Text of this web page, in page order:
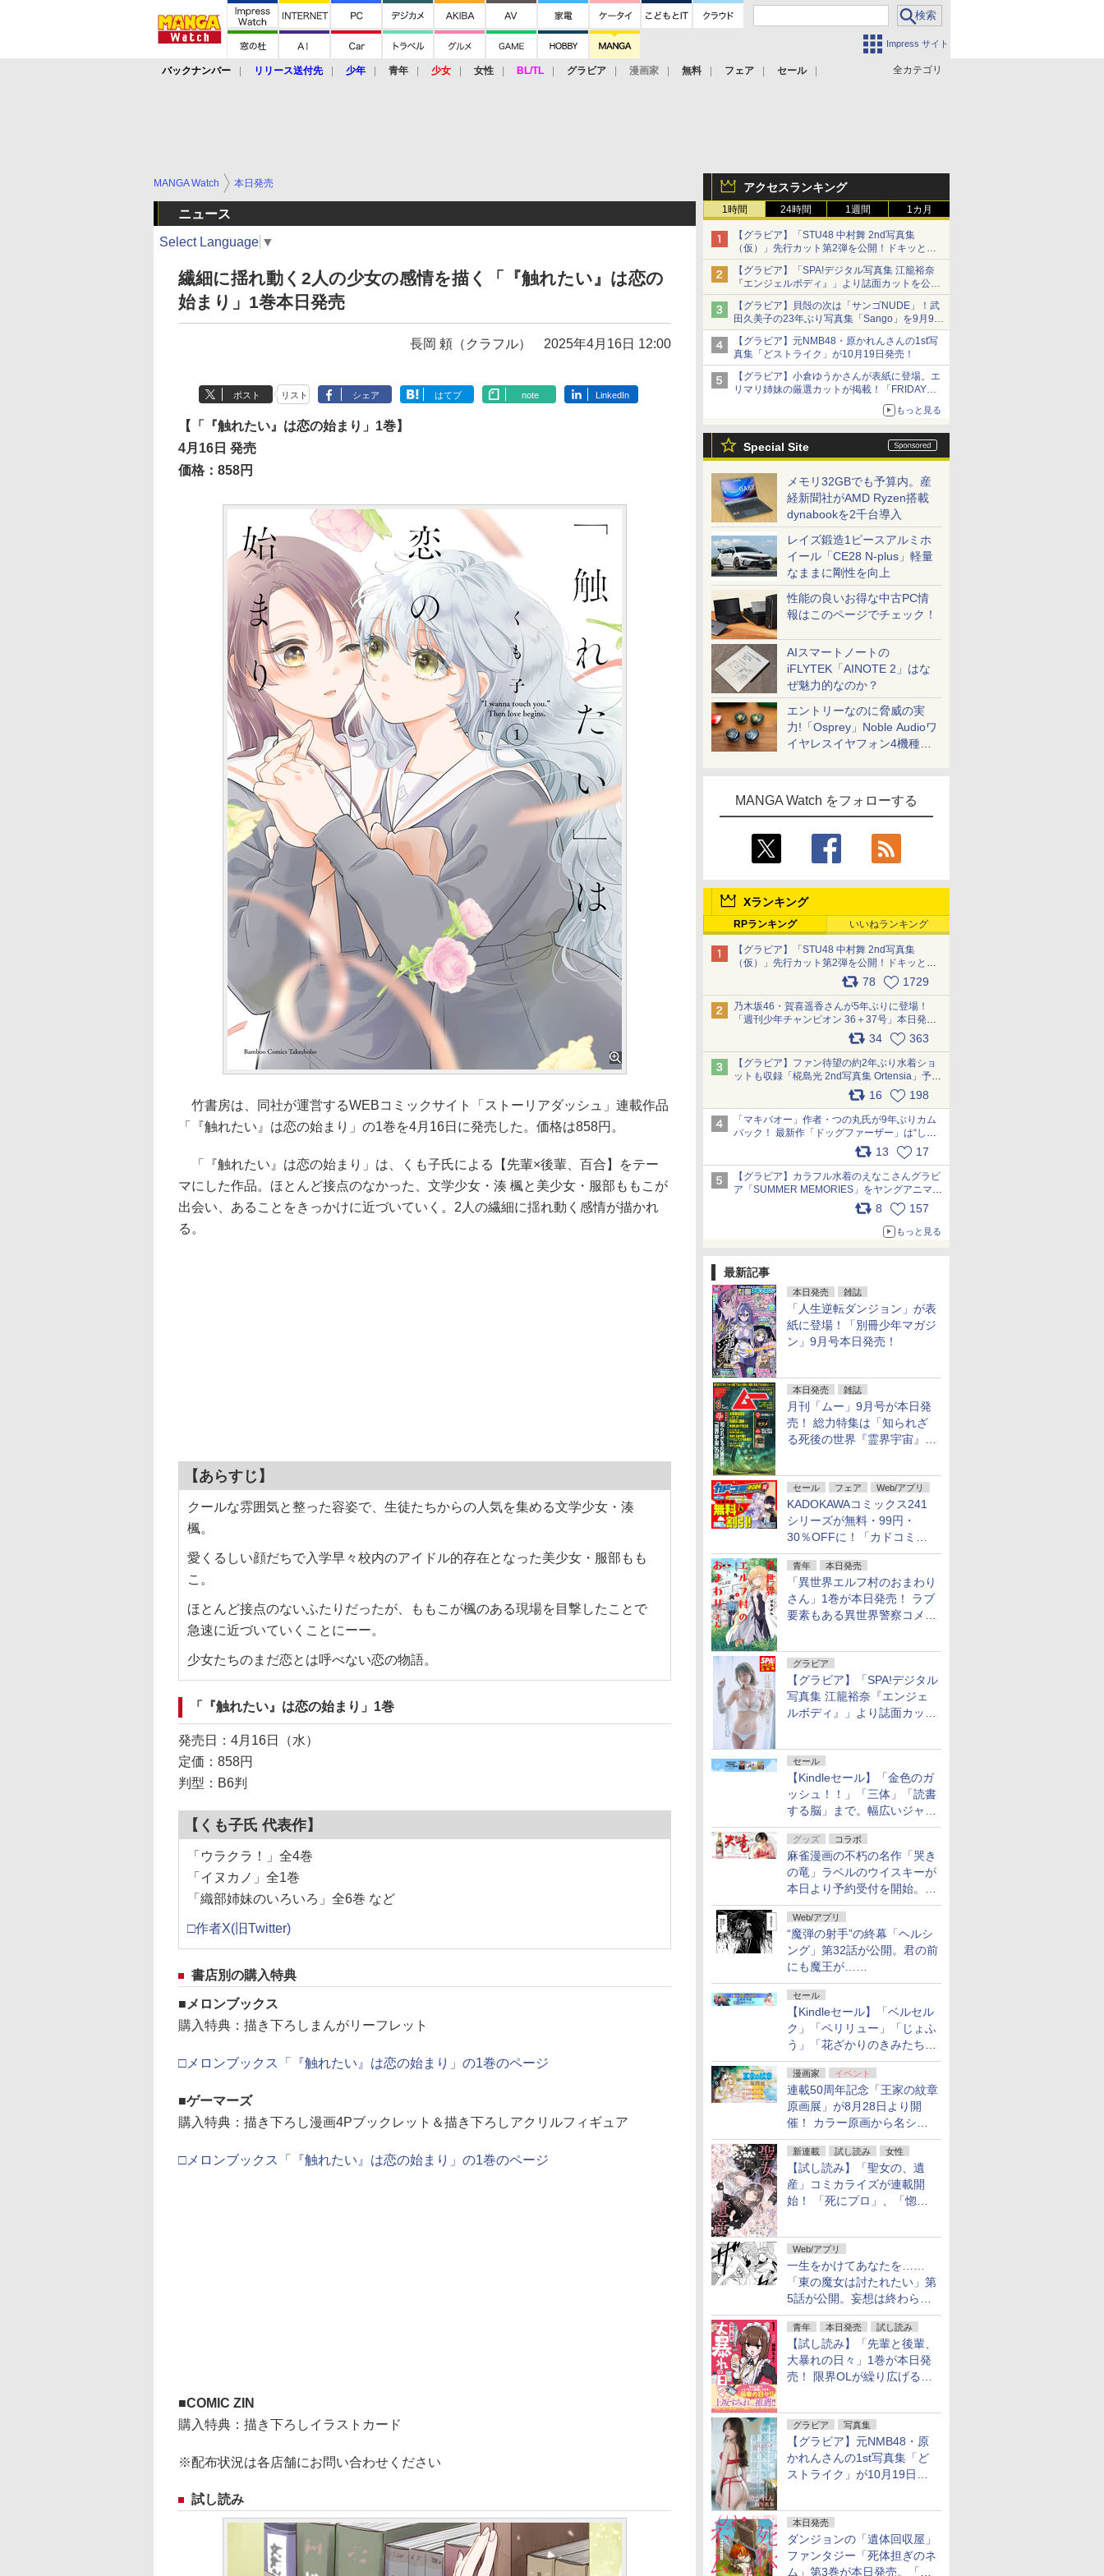
Impress サイト
全カテゴリ
バックナンバー リリース送付先 少年 青年 少女 女性 BL/TL グラビア 漫画家 無料 フェア セール
アクセスランキング
1時間 24時間 1週間 1カ月
【グラビア】「STU48 中村舞 2nd写真集
（仮）」先行カット第2弾を公開！ドキッとす
るランジェリーカットなど新たな挑戦
【グラビア】「SPA!デジタル写真集 江籠裕奈
『エンジェルボディ』」より誌面カットを公
開！
【グラビア】貝殻の次は「サンゴNUDE」！武
田久美子の23年ぶり写真集「Sango」を9月9日
に発売
【グラビア】元NMB48・原かれんさんの1st写
真集「どストライク」が10月19日発売！
【グラビア】小倉ゆうかさんが表紙に登場。エ
リマリ姉妹の厳選カットが掲載！「FRIDAY
2026年8⽉21・28日号」本日発売
もっと見る
Special Site
メモリ32GBでも予算内。産
経新聞社がAMD Ryzen搭載
dynabookを2千台導入
レイズ鍛造1ピースアルミホ
イール「CE28 N-plus」軽量
なままに剛性を向上
性能の良いお得な中古PC情
報はこのページでチェック！
AIスマートノートの
iFLYTEK「AINOTE 2」はな
ぜ魅力的なのか？
エントリーなのに脅威の実
力!「Osprey」Noble Audioワ
イヤレスイヤフォン4機種を
MANGA Watch をフォローする
Xランキング
RPランキング いいねランキング
【グラビア】「STU48 中村舞 2nd写真集
（仮）」先行カット第2弾を公開！ドキッとす
るランジェリーカットなど新たな挑戦
78 1729
乃木坂46・賀喜遥香さんが5年ぶりに登場！
「週刊少年チャンピオン 36＋37号」本日発
売 pic.x.com/2Mo85ZlRvK
34 363
【グラビア】ファン待望の約2年ぶり水着ショ
ットも収録「椛島光 2nd写真集 Ortensia」予約
16 198
「マキバオー」作者・つの丸氏が9年ぶりカム
バック！ 最新作「ドッグファーザー」は“しゃ
べらない動物”とのリアルな暮らしを描く 「も
うこれ以上の幸せはない」……一緒に暮らす愛
犬たちへ… pic.x.com/hEr88DgVyD
13 17
【グラビア】カラフル水着のえなこさんグラビ
ア「SUMMER MEMORIES」をヤングアニマル
Webで公開中 pic.x.com/wdmmjZ7DnV
8 157
もっと見る
最新記事
本日発売 雑誌
「人生逆転ダンジョン」が表
紙に登場！「別冊少年マガジ
ン」9月号本日発売！
本日発売 雑誌
月刊「ムー」9月号が本日発
売！ 総力特集は「知られざ
る死後の世界『霊界宇宙』の
セール フェア Web/アプリ
KADOKAWAコミックス241
シリーズが無料・99円・
30％OFFに！「カドコミフ
ェア 2026」第2弾が開催中！
青年 本日発売
「異世界エルフ村のおまわり
さん」1巻が本日発売！ ラブ
要素もある異世界警察コメデ
グラビア
【グラビア】「SPA!デジタル
写真集 江籠裕奈『エンジェ
ルボディ』」より誌面カット
セール
【Kindleセール】「金色のガ
ッシュ！！」「三体」「読書
する脳」まで。幅広いジャン
ルの電子書籍が最大65％オ
フ！「Kindle本サマーセー
ル」第2弾が開催中！
グッズ コラボ
麻雀漫画の不朽の名作「哭き
の竜」ラベルのウイスキーが
本日より予約受付を開始。8
月16日まで
Web/アプリ
“魔弾の射手”の終幕「ヘルシ
ング」第32話が公開。君の前
にも魔王が……
セール
【Kindleセール】「ベルセル
ク」「ペリリュー」「じょふ
う」「花ざかりのきみたち
へ」などが最大50％オフ！
「白泉社 夏の大割引セー
ル」が開催中！
漫画家 イベント
連載50周年記念「王家の紋章
原画展」が8月28日より開
催！ カラー原画から名シー
ンの原稿まで
新連載 試し読み 女性
【試し読み】「聖女の、遺
産」コミカライズが連載開
始！ 「死にプロ」、「惚れ
Web/アプリ
一生をかけてあなたを……
「東の魔女は討たれたい」第
5話が公開。妄想は終わらな
い
青年 本日発売 試し読み
【試し読み】「先輩と後輩、
大暴れの日々」1巻が本日発
売！ 限界OLが繰り広げる禁
グラビア 写真集
【グラビア】元NMB48・原
かれんさんの1st写真集「ど
ストライク」が10月19日発
本日発売
ダンジョンの「遺体回収屋」
ファンタジー「死体担ぎのネ
ム」第3巻が本日発売。「フ
MANGA Watch 本日発売
ニュース
Select Language ▼
繊細に揺れ動く2人の少女の感情を描く「『触れたい』は恋の
始まり」1巻本日発売
長岡 頼（クラフル） 2025年4月16日 12:00
ポスト リスト シェア はてブ note LinkedIn
【「『触れたい』は恋の始まり」1巻】
4月16日 発売
価格：858円
竹書房は、同社が運営するWEBコミックサイト「ストーリアダッシュ」連載作品
「『触れたい』は恋の始まり」の1巻を4月16日に発売した。価格は858円。
「『触れたい』は恋の始まり」は、くも子氏による【先輩×後輩、百合】をテー
マにした作品。ほとんど接点のなかった、文学少女・湊 楓と美少女・服部ももこが
出会い、あることをきっかけに近づいていく。2人の繊細に揺れ動く感情が描かれ
る。
【あらすじ】
クールな雰囲気と整った容姿で、生徒たちからの人気を集める文学少女・湊
楓。
愛くるしい顔だちで入学早々校内のアイドル的存在となった美少女・服部もも
こ。
ほとんど接点のないふたりだったが、ももこが楓のある現場を目撃したことで
急速に近づいていくことにーー。
少女たちのまだ恋とは呼べない恋の物語。
「『触れたい』は恋の始まり」1巻
発売日：4月16日（水）
定価：858円
判型：B6判
【くも子氏 代表作】
「ウラクラ！」全4巻
「イヌカノ」全1巻
「織部姉妹のいろいろ」全6巻 など
□作者X(旧Twitter)
書店別の購入特典
メロンブックス
購入特典：描き下ろしまんがリーフレット
□メロンブックス「『触れたい』は恋の始まり」の1巻のページ
ゲーマーズ
購入特典：描き下ろし漫画4Pブックレット＆描き下ろしアクリルフィギュア
□メロンブックス「『触れたい』は恋の始まり」の1巻のページ
COMIC ZIN
購入特典：描き下ろしイラストカード
※配布状況は各店舗にお問い合わせください
試し読み